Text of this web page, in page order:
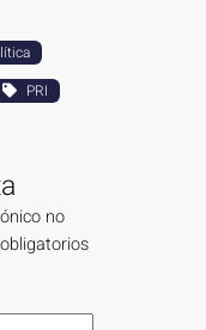
PRI
no